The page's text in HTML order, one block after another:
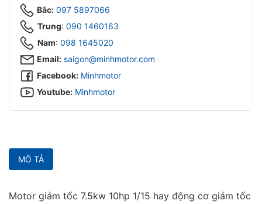
Bắc: 097 5897066
Trung: 090 1460163
Nam: 098 1645020‬
Email: saigon@minhmotor.com
Facebook: Minhmotor
Youtube: Minhmotor
MÔ TẢ
Motor giảm tốc 7.5kw 10hp 1/15 hay động cơ giảm tốc